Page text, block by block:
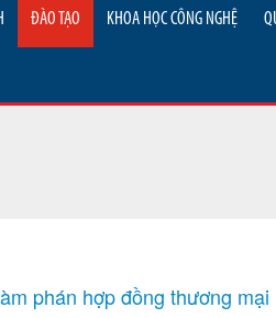
ĐÀO TẠO KHOA HỌC CÔNG NGHỆ
phán hợp đồng thương mại